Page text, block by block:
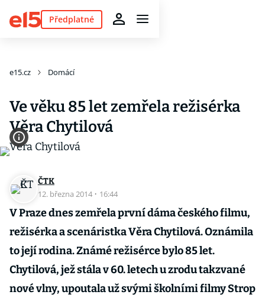
Předplatné
e15.cz Domácí
Ve věku 85 let zemřela režisérka
Věra Chytilová
ČTK
12. března 2014 · 16:44
V Praze dnes zemřela první dáma českého filmu,
režisérka a scenáristka Věra Chytilová. Oznámila
to její rodina. Známé režisérce bylo 85 let.
Chytilová, jež stála v 60. letech u zrodu takzvané
nové vlny, upoutala už svými školními filmy Strop